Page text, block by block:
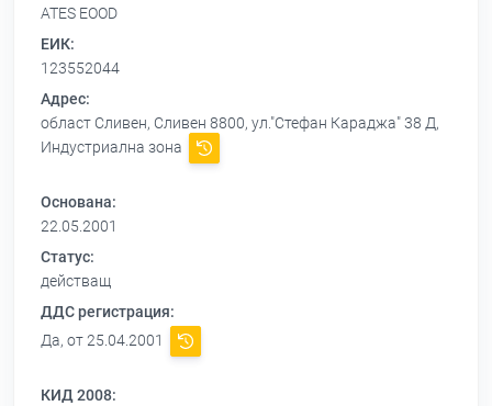
ATES EOOD
ЕИК:
123552044
Адрес:
област Сливен, Сливен 8800, ул."Стефан Караджа" 38 Д,
Индустриална зона
Основана:
22.05.2001
Статус:
действащ
ДДС регистрация:
Да, от 25.04.2001
КИД 2008: